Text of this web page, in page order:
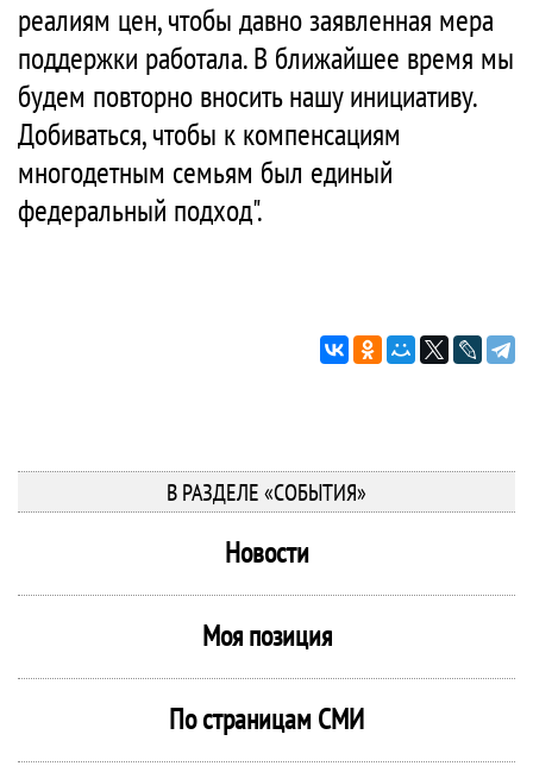
реалиям цен, чтобы давно заявленная мера
поддержки работала. В ближайшее время мы
будем повторно вносить нашу инициативу.
Добиваться, чтобы к компенсациям
многодетным семьям был единый
федеральный подход".
В РАЗДЕЛЕ «СОБЫТИЯ»
Новости
Моя позиция
По страницам СМИ